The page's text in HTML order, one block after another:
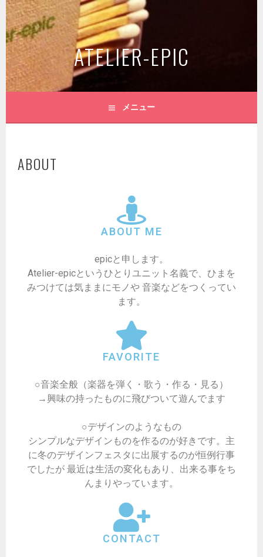
ATELIER-EPIC
メニュー
ABOUT
ABOUT ME
epicと申します。
Atelier-epicというひとりユニット名義で、ひまを
みつけては気ままにモノや 音楽などをつくってい
ます。
FAVORITE
○音楽全般（楽器を弾く・歌う・作る・見る）
→興味の持ったものに飛びついて遊んでます
○デザインのようなもの
シンプルなデザインものを作るのが好きです。主
に冬のデザインフェスタに出展するのが恒例行事
でしたが 最近は生活の変化もあり、出来る事をち
んまりやっています。
CONTACT